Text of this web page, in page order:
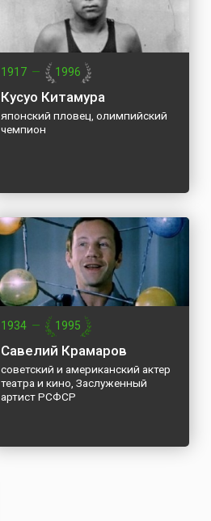
1917 — 1996
Кусуо Китамура
японский пловец, олимпийский
чемпион
1934 — 1995
Савелий Крамаров
советский и американский актер
театра и кино, Заслуженный
артист РСФСР